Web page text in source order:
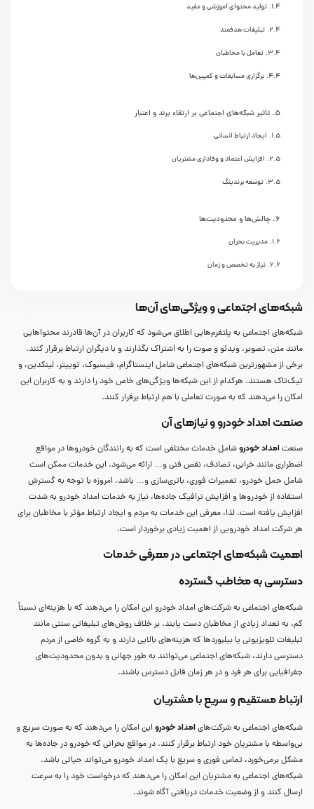
تولید محتوای آموزشی و مفید
تبلیغات هدفمند
تعامل با مخاطبان
برگزاری مسابقات و کمپین‌ها
تاثیر شبکه‌های اجتماعی بر ارتقاء برند و اعتبار
ایجاد ارتباط انسانی
افزایش اعتماد و وفاداری مشتریان
توسعه برندینگ
چالش‌ها و محدودیت‌ها
مدیریت بحران
نیاز به تخصص و زمان
شبکه‌های اجتماعی و ویژگی‌های آن‌ها
شبکه‌های اجتماعی به پلتفرم‌هایی اطلاق می‌شود که کاربران در آن‌ها قادرند محتواهایی
مانند متن، تصویر، ویدئو و صوت را به اشتراک بگذارند و با دیگران ارتباط برقرار کنند.
برخی از مشهورترین شبکه‌های اجتماعی شامل اینستاگرام، فیسبوک، توییتر، لینکدین، و
تیک‌تاک هستند. هرکدام از این شبکه‌ها ویژگی‌های خاص خود را دارند و به کاربران این
امکان را می‌دهند که به صورت تعاملی با هم ارتباط برقرار کنند.
صنعت امداد خودرو و نیازهای آن
صنعتامداد خودروشامل خدمات مختلفی است که به رانندگان خودروها در مواقع
اضطراری مانند خرابی، تصادف، نقص فنی و… ارائه می‌شود. این خدمات ممکن است
شامل حمل خودرو، تعمیرات فوری، باتری‌سازی و… باشد. امروزه با توجه به گسترش
استفاده از خودروها و افزایش ترافیک جاده‌ها، نیاز به خدمات امداد خودرو به شدت
افزایش یافته است. لذا، معرفی این خدمات به مردم و ایجاد ارتباط مؤثر با مخاطبان برای
هر شرکت امداد خودرویی از اهمیت زیادی برخوردار است.
اهمیت شبکه‌های اجتماعی در معرفی خدمات
دسترسی به مخاطب گسترده
شبکه‌های اجتماعی به شرکت‌های امداد خودرو این امکان را می‌دهند که با هزینه‌ای نسبتاً
کم، به تعداد زیادی از مخاطبان دست یابند. بر خلاف روش‌های تبلیغاتی سنتی مانند
تبلیغات تلویزیونی یا بیلبوردها که هزینه‌های بالایی دارند و به گروه خاصی از مردم
دسترسی دارند، شبکه‌های اجتماعی می‌توانند به طور جهانی و بدون محدودیت‌های
جغرافیایی برای هر فرد و در هر زمان قابل دسترس باشند.
ارتباط مستقیم و سریع با مشتریان
شبکه‌های اجتماعی به شرکت‌هایامداد خودرواین امکان را می‌دهند که به صورت سریع و
بی‌واسطه با مشتریان خود ارتباط برقرار کنند. در مواقع بحرانی که خودرو در جاده‌ها به
مشکل برمی‌خورد، تماس فوری و سریع با یک امداد خودرو می‌تواند حیاتی باشد.
شبکه‌های اجتماعی به مشتریان این امکان را می‌دهند که درخواست خود را به سرعت
ارسال کنند و از وضعیت خدمات دریافتی آگاه شوند.